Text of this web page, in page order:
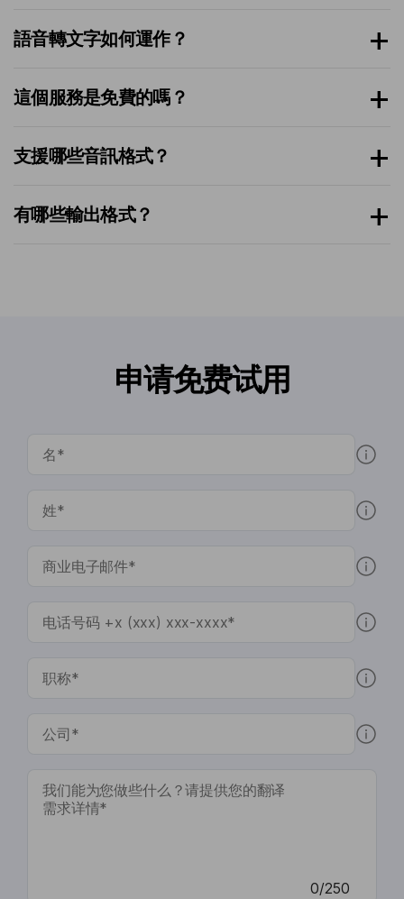
語音轉文字如何運作？
這個服務是免費的嗎？
支援哪些音訊格式？
有哪些輸出格式？
申请免费试用
0/250